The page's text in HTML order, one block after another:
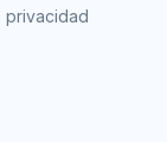
privacidad